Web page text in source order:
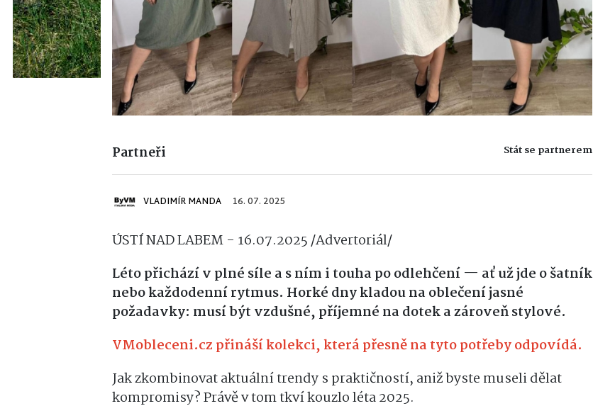
Partneři Stát se partnerem
VLADIMÍR MANDA 16. 07. 2025
ÚSTÍ NAD LABEM - 16.07.2025 /Advertoriál/
Léto přichází v plné síle a s ním i touha po odlehčení — ať už jde o šatník
nebo každodenní rytmus. Horké dny kladou na oblečení jasné
požadavky: musí být vzdušné, příjemné na dotek a zároveň stylové.
VMobleceni.cz přináší kolekci, která přesně na tyto potřeby odpovídá.
Jak zkombinovat aktuální trendy s praktičností, aniž byste museli dělat
kompromisy? Právě v tom tkví kouzlo léta 2025.